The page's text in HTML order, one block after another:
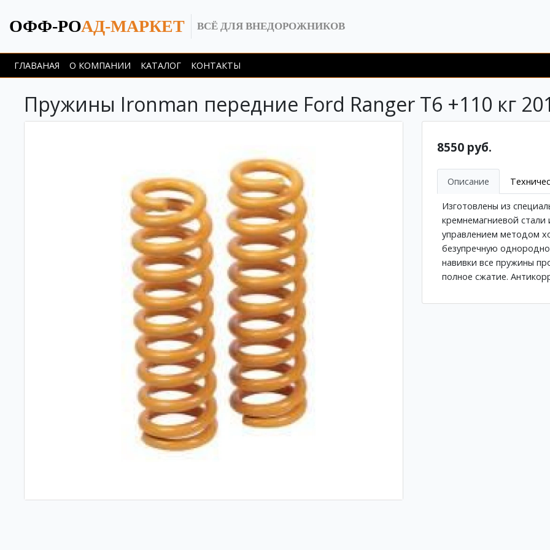
ОФФ-РОАД-МАРКЕТ ВСЁ ДЛЯ ВНЕДОРОЖНИКОВ
ГЛАВАНАЯ О КОМПАНИИ КАТАЛОГ КОНТАКТЫ
Пружины Ironman передние Ford Ranger T6 +110 кг
8550 руб.
Описание
Изготовлены из
кремнемагниевой
управлением методом
безупречную
навивки все пружины
полное сжатие.